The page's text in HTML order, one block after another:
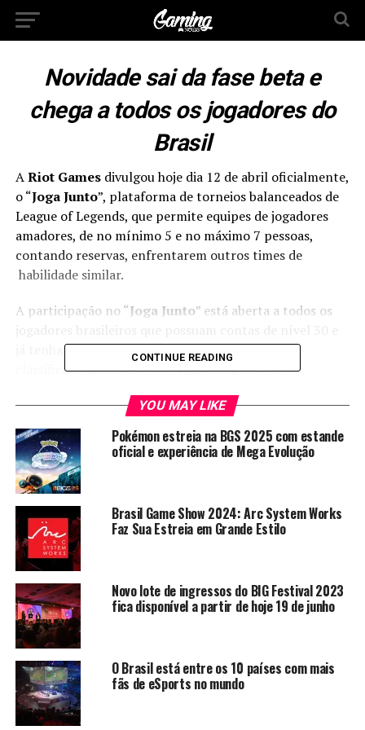
Novidade sai da fase beta e
chega a todos os jogadores do
Brasil
ARiot Gamesdivulgou hoje dia 12 de abril oficialmente,
o “Joga Junto”, plataforma de torneios balanceados de
League of Legends, que permite equipes de jogadores
amadores, de no mínimo 5 e no máximo 7 pessoas,
contando reservas, enfrentarem outros times de
habilidade similar.
A participação no “Joga Junto” está aberta a todos os
já tenham terminado sua série de partidas
classificatórias no modo de jogo ranqueado de
acordo com o nível de habilidade de cada equipe. Uma
vez inscrito em um torneio, o time não pode adicionar
ou remover os integrantes. Cada membro das equipes
vencedoras é premiado com 500 Riot Points.
“A necessidade de promover partidas mais equilibradas
partiu da própria comunidade de League of Legends e
nós não poderíamos ignorar essa demanda”, explica
Márcio Orlandi, diretor de League of Legends da
Games no Brasil . Segundo Orlandi, nivelar os torneios
pode dar uma experiência ainda melhor para os
jogadores. “Chega a ser frustrante formar campeonatos
com equipes semiprofissionais enquanto os adversários
não estiverem no mesmo nível”, complementa o
executivo.
Equipes –Para formar uma equipe, os jogadores devem
CONTINUE READING
YOU MAY LIKE
Pokémon estreia na BGS 2025 com estande
oficial e experiência de Mega Evolução
Brasil Game Show 2024: Arc System Works
Faz Sua Estreia em Grande Estilo
Novo lote de ingressos do BIG Festival 2023
fica disponível a partir de hoje 19 de junho
O Brasil está entre os 10 países com mais
fãs de eSports no mundo